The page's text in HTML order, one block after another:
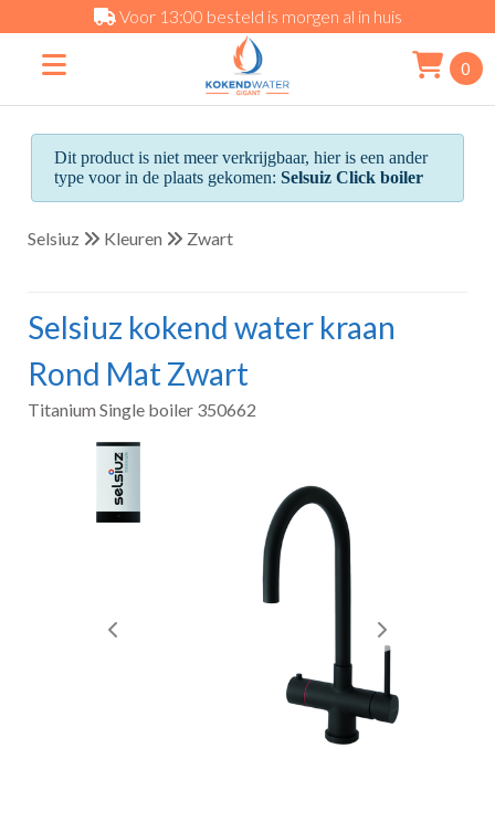
Voor 13:00 besteld is morgen al in huis
0
Dit product is niet meer verkrijgbaar, hier is een ander
type voor in de plaats gekomen:Selsuiz Click boiler
Selsiuz Kleuren Zwart
Selsiuz kokend water kraan
Rond Mat Zwart
Titanium Single boiler 350662